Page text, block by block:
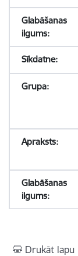
Drukāt lapu